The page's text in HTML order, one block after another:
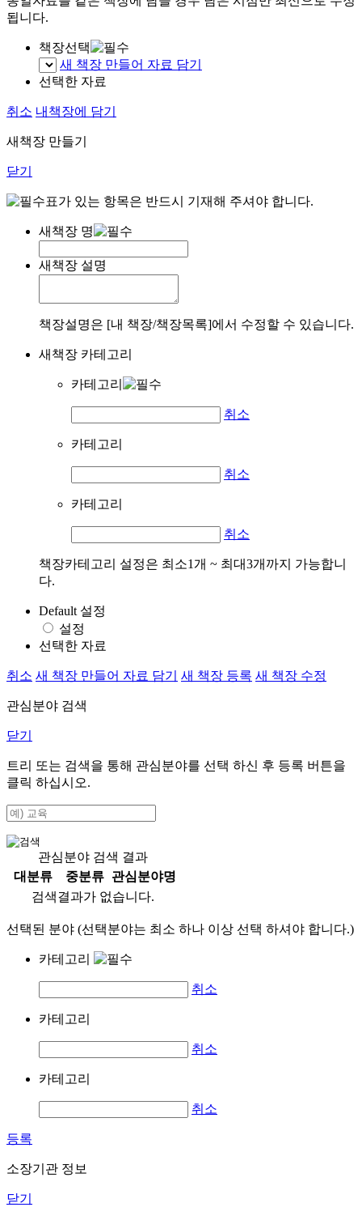
됩니다.
책장선택
새 책장 만들어 자료 담기
선택한 자료
취소 내책장에 담기
새책장 만들기
닫기
표가 있는 항목은 반드시 기재해 주셔야 합니다.
새책장 명
새책장 설명
책장설명은 [내 책장/책장목록]에서 수정할 수 있습니다.
새책장 카테고리
카테고리
취소
카테고리
취소
카테고리
취소
책장카테고리 설정은 최소1개 ~ 최대3개까지 가능합니
다.
Default 설정
설정
선택한 자료
취소 새 책장 만들어 자료 담기 새 책장 등록 새 책장 수정
관심분야 검색
닫기
트리 또는 검색을 통해 관심분야를 선택 하신 후 등록 버튼을
클릭 하십시오.
관심분야 검색 결과
대분류
중분류
관심분야명
검색결과가 없습니다.
선택된 분야 (선택분야는 최소 하나 이상 선택 하셔야 합니다.)
카테고리
취소
카테고리
취소
카테고리
취소
등록
소장기관 정보
닫기